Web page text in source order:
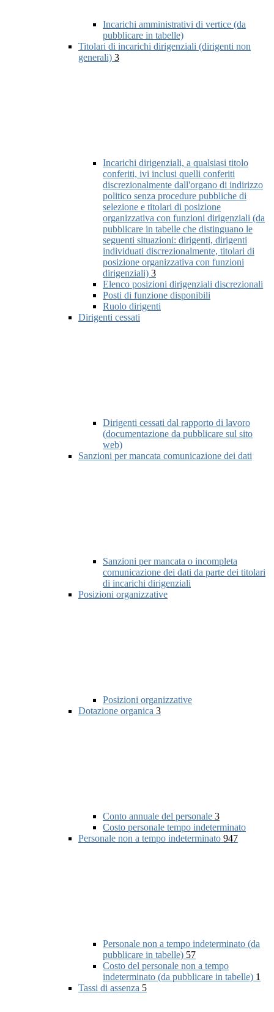
Incarichi amministrativi di vertice (da
pubblicare in tabelle)
Titolari di incarichi dirigenziali (dirigenti non
generali) 3
Incarichi dirigenziali, a qualsiasi titolo
conferiti, ivi inclusi quelli conferiti
discrezionalmente dall'organo di indirizzo
politico senza procedure pubbliche di
selezione e titolari di posizione
organizzativa con funzioni dirigenziali (da
pubblicare in tabelle che distinguano le
seguenti situazioni: dirigenti, dirigenti
individuati discrezionalmente, titolari di
posizione organizzativa con funzioni
dirigenziali) 3
Elenco posizioni dirigenziali discrezionali
Posti di funzione disponibili
Ruolo dirigenti
Dirigenti cessati
Dirigenti cessati dal rapporto di lavoro
(documentazione da pubblicare sul sito
web)
Sanzioni per mancata comunicazione dei dati
Sanzioni per mancata o incompleta
comunicazione dei dati da parte dei titolari
di incarichi dirigenziali
Posizioni organizzative
Posizioni organizzative
Dotazione organica 3
Conto annuale del personale 3
Costo personale tempo indeterminato
Personale non a tempo indeterminato 947
Personale non a tempo indeterminato (da
pubblicare in tabelle) 57
Costo del personale non a tempo
indeterminato (da pubblicare in tabelle) 1
Tassi di assenza 5